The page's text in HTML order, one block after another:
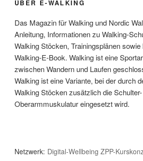
ÜBER E-WALKING
Das Magazin für Walking und Nordic
Anleitung, Informationen zu Walking-
Walking Stöcken, Trainingsplänen
Walking-E-Book. Walking ist eine
zwischen Wandern und Laufen
Walking ist eine Variante, bei der durch
Walking Stöcken zusätzlich die
Oberarmmuskulatur eingesetzt wird.
Netzwerk: Digital-Wellbeing ZPP-